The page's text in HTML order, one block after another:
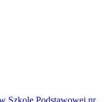
Szkole Podstawowej nr